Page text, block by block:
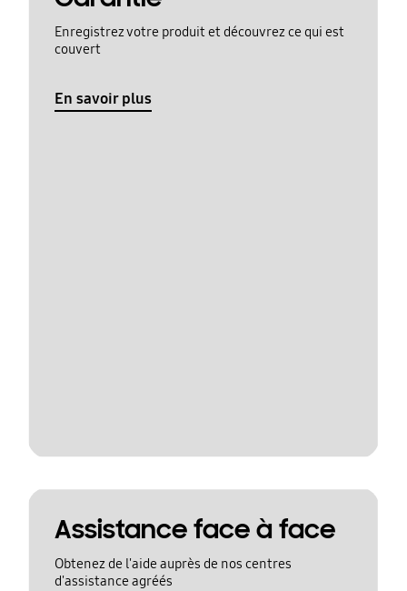
Enregistrez votre produit et découvrez ce qui est
couvert
En savoir plus
Assistance face à face
Obtenez de l'aide auprès de nos centres
d'assistance agréés